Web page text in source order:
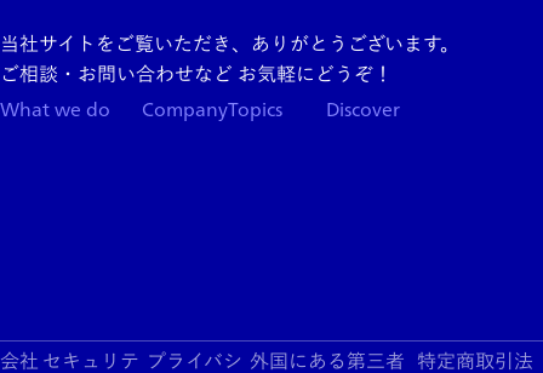
当社サイトをご覧いただき、ありがとうございます。
ご相談・お問い合わせなど お気軽にどうぞ！
What we do
Products
CompanyTopics Discover
会社セキュリテ プライバシ 外国にある第三者 特定商取引法